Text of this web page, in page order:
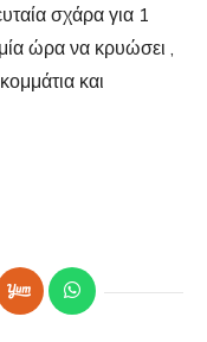
σχάρα για 1
ώρα να κρυώσει ,
και